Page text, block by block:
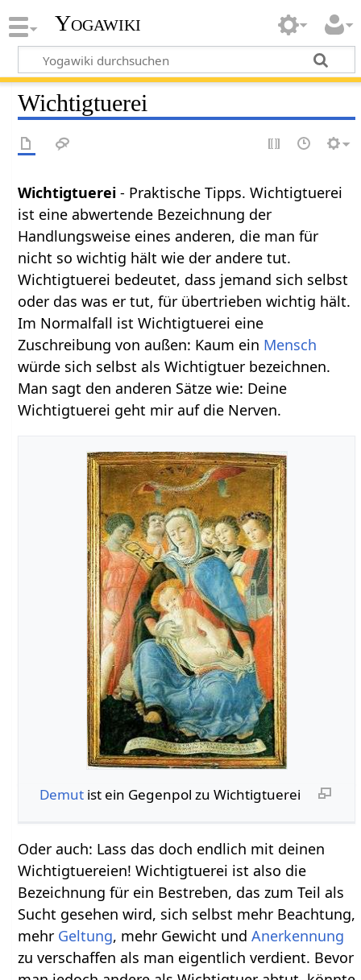
Yogawiki
Wichtigtuerei
Wichtigtuerei - Praktische Tipps. Wichtigtuerei
ist eine abwertende Bezeichnung der
Handlungsweise eines anderen, die man für
nicht so wichtig hält wie der andere tut.
Wichtigtuerei bedeutet, dass jemand sich selbst
oder das was er tut, für übertrieben wichtig hält.
Im Normalfall ist Wichtigtuerei eine
Zuschreibung von außen: Kaum ein Mensch
würde sich selbst als Wichtigtuer bezeichnen.
Man sagt den anderen Sätze wie: Deine
Wichtigtuerei geht mir auf die Nerven.
Demutist ein Gegenpol zu Wichtigtuerei
Oder auch: Lass das doch endlich mit deinen
Wichtigtuereien! Wichtigtuerei ist also die
Bezeichnung für ein Bestreben, das zum Teil als
Sucht gesehen wird, sich selbst mehr Beachtung,
mehr Geltung, mehr Gewicht undAnerkennung
zu verschaffen als man eigentlich verdient. Bevor